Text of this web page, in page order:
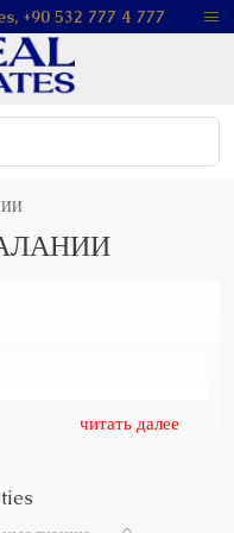
+90 532 777 4 777
читать далее